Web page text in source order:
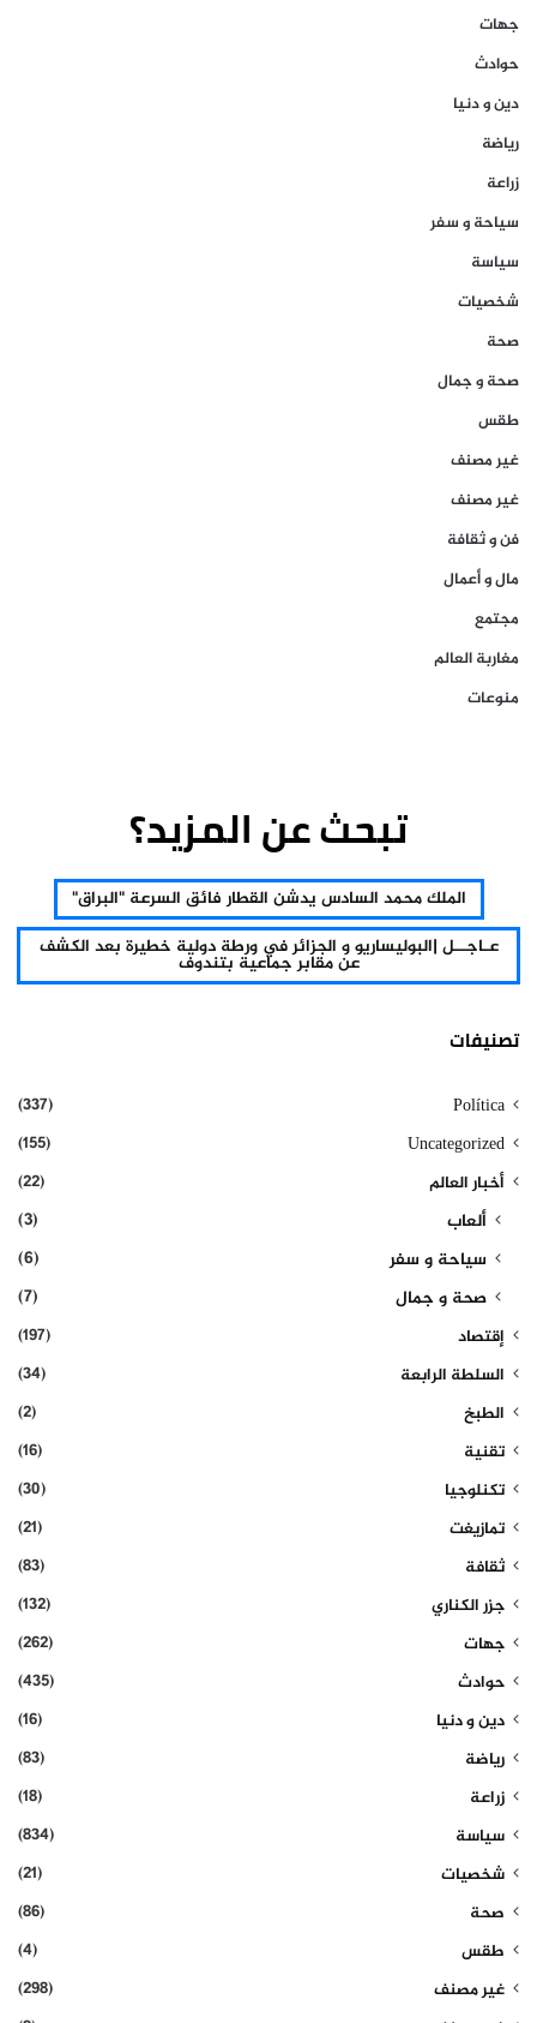
جهات
حوادث
دين و دنيا
رياضة
زراعة
سياحة و سفر
سياسة
شخصيات
صحة
صحة و جمال
طقس
غير مصنف
غير مصنف
فن و ثقافة
مال و أعمال
مجتمع
مغاربة العالم
منوعات
تبحث عن المزيد؟
الملك محمد السادس يدشن القطار فائق السرعة "البراق"
عـاجــل |البوليساريو و الجزائر في ورطة دولية خطيرة بعد الكشف
عن مقابر جماعية بتندوف
تصنيفات
Política
(337)
Uncategorized
(155)
أخبار العالم
(22)
ألعاب
(3)
سياحة و سفر
(6)
صحة و جمال
(7)
إقتصاد
(197)
السلطة الرابعة
(34)
الطبخ
(2)
تقنية
(16)
تكنلوجيا
(30)
تمازيغت
(21)
ثقافة
(83)
جزر الكناري
(132)
جهات
(262)
حوادث
(435)
دين و دنيا
(16)
رياضة
(83)
زراعة
(18)
سياسة
(834)
شخصيات
(21)
صحة
(86)
طقس
(4)
غير مصنف
(298)